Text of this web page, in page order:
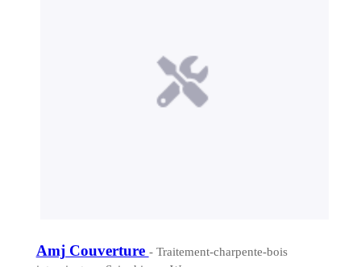
Amj Couverture - Traitement-charpente-bois